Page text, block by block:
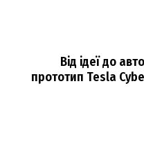
Від ідеї до
прототип Tesla